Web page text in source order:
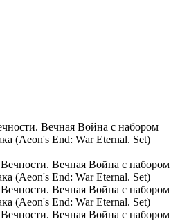
Вечная Война с набором
(Aeon's End: War Eternal. Set)